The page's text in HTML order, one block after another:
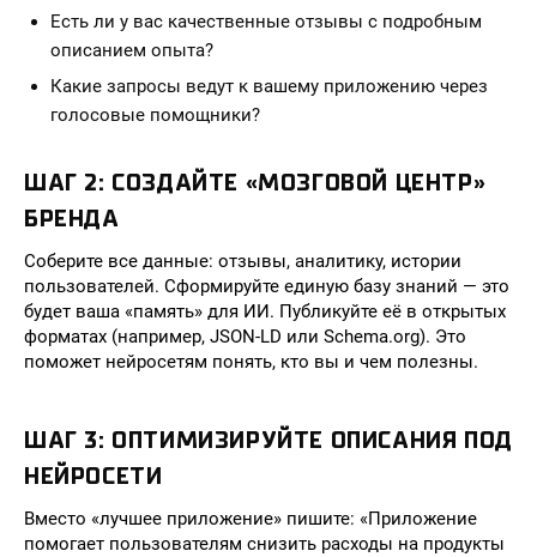
Есть ли у вас качественные отзывы с подробным
описанием опыта?
Какие запросы ведут к вашему приложению через
голосовые помощники?
ШАГ 2: СОЗДАЙТЕ «МОЗГОВОЙ ЦЕНТР»
БРЕНДА
Соберите все данные: отзывы, аналитику, истории
пользователей. Сформируйте единую базу знаний — это
будет ваша «память» для ИИ. Публикуйте её в открытых
форматах (например, JSON-LD или Schema.org). Это
поможет нейросетям понять, кто вы и чем полезны.
ШАГ 3: ОПТИМИЗИРУЙТЕ ОПИСАНИЯ ПОД
НЕЙРОСЕТИ
Вместо «лучшее приложение» пишите: «Приложение
помогает пользователям снизить расходы на продукты